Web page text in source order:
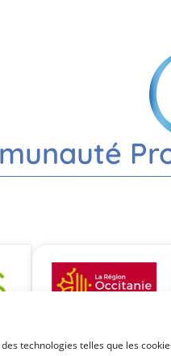
technologies telles que les